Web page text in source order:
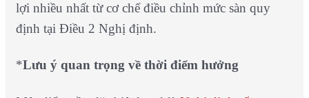
lợi nhiều nhất từ cơ chế điều chỉnh mức sàn quy
định tại Điều 2 Nghị định.
*Lưu ý quan trọng về thời điểm hưởng